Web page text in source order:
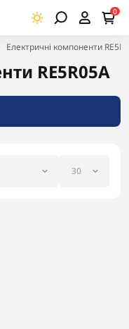
0
Електричні компоненти
RE5R05A